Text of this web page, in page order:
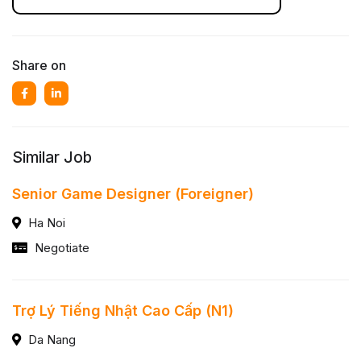
Share on
Similar Job
Senior Game Designer (Foreigner)
Ha Noi
Negotiate
Trợ Lý Tiếng Nhật Cao Cấp (N1)
Da Nang